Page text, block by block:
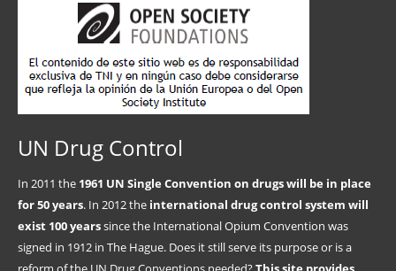
UN Drug Control
In 2011 the 1961 UN Single Convention on drugs will be in place
for 50 years. In 2012 the international drug control system will
exist 100 yearssince the International Opium Convention was
signed in 1912 in The Hague. Does it still serve its purpose or is a